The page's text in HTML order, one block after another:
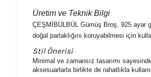
Üretim ve Teknik Bilgi
ÇEŞMİBÜLBÜL Gümüş Broş, 925 ayar
doğal parlaklığını koruyabilmesi için
Stil Önerisi
Minimal ve zamansız tasarımı
aksesuarlarla birlikte de rahatlıkla